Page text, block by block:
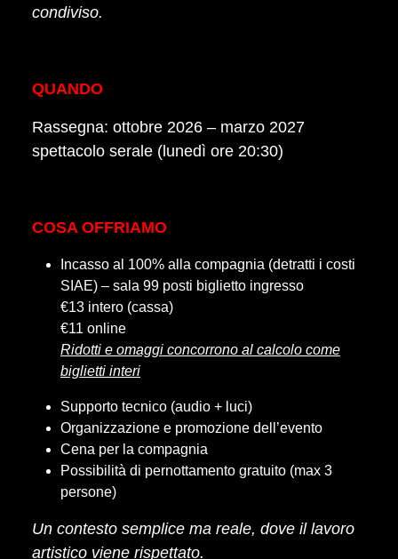
condiviso.
QUANDO
Rassegna: ottobre 2026 – marzo 2027
spettacolo serale (lunedì ore 20:30)
COSA OFFRIAMO
Incasso al 100% alla compagnia (detratti i costi
SIAE) – sala 99 posti biglietto ingresso
€13 intero (cassa)
€11 online
Ridotti e omaggi concorrono al calcolo come
biglietti interi
Supporto tecnico (audio + luci)
Organizzazione e promozione dell’evento
Cena per la compagnia
Possibilità di pernottamento gratuito (max 3
persone)
Un contesto semplice ma reale, dove il lavoro
artistico viene rispettato.